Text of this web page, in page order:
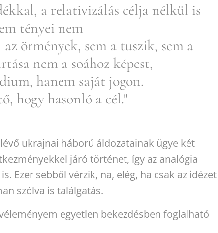
a relativizálás célja nélkül is
tényei nem
örmények, sem a tuszik, sem a
nem a soához képest,
hanem saját jogon.
hogy hasonló a cél."
ukrajnai háború áldozatainak ügye két
járó történet, így az analógia
Ezer sebből vérzik, na, elég, ha csak az idézet
szólva is találgatás.
egyetlen bekezdésben foglalható